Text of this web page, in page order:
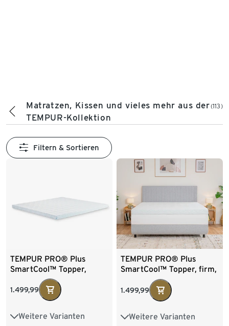
Matratzen, Kissen und vieles mehr aus der
TEMPUR-Kollektion
(113)
Filtern & Sortieren
TEMPUR PRO® Plus
SmartCool™ Topper,
medium, 180 x 200
1.499,99
Weitere Varianten
100x200cm
TEMPUR PRO® Plus
SmartCool™ Topper, firm,
180 x 200
1.499,99
Weitere Varianten
100x200cm